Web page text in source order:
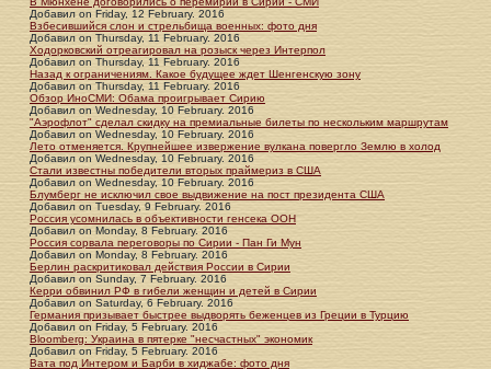
Добавил on Friday, 12 February. 2016
Взбесившийся слон и стрельбища военных: фото дня
Добавил on Thursday, 11 February. 2016
Ходорковский отреагировал на розыск через Интерпол
Добавил on Thursday, 11 February. 2016
Назад к ограничениям. Какое будущее ждет Шенгенскую зону
Добавил on Thursday, 11 February. 2016
Обзор ИноСМИ: Обама проигрывает Сирию
Добавил on Wednesday, 10 February. 2016
"Аэрофлот" сделал скидку на премиальные билеты по нескольким маршрутам
Добавил on Wednesday, 10 February. 2016
Лето отменяется. Крупнейшее извержение вулкана повергло Землю в холод
Добавил on Wednesday, 10 February. 2016
Стали известны победители вторых праймериз в США
Добавил on Wednesday, 10 February. 2016
Блумберг не исключил свое выдвижение на пост президента США
Добавил on Tuesday, 9 February. 2016
Россия усомнилась в объективности генсека ООН
Добавил on Monday, 8 February. 2016
Россия сорвала переговоры по Сирии - Пан Ги Мун
Добавил on Monday, 8 February. 2016
Берлин раскритиковал действия России в Сирии
Добавил on Sunday, 7 February. 2016
Керри обвинил РФ в гибели женщин и детей в Сирии
Добавил on Saturday, 6 February. 2016
Германия призывает быстрее выдворять беженцев из Греции в Турцию
Добавил on Friday, 5 February. 2016
Bloomberg: Украина в пятерке "несчастных" экономик
Добавил on Friday, 5 February. 2016
Вата под Интером и Барби в хиджабе: фото дня